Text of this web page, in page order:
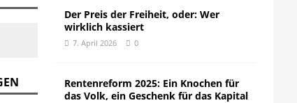
Der Preis der Freiheit, oder: Wer
wirklich kassiert
7. April 2026 0
Rentenreform 2025: Ein Knochen für
das Volk, ein Geschenk für das Kapital